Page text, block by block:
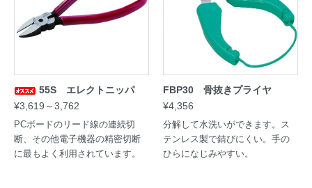
55S エレクトニッパ
¥3,619～3,762
PCボードのリード線の連続切
断、その他電子機器の精密切断
に最もよく利用されています。
FBP30 骨抜きプライヤ
¥4,356
分解して水洗いができます。ス
テンレス製で錆びにくい。手の
ひらになじみやすい。